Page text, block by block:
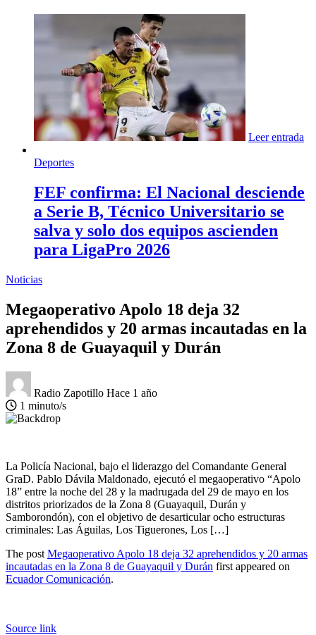
Leer entrada
Deportes
FEF confirma: El Nacional desciende
a Serie B, Técnico Universitario se
salva y solo dos equipos ascienden
para LigaPro 2026
Noticias
Megaoperativo Apolo 18 deja 32
aprehendidos y 20 armas incautadas en la
Zona 8 de Guayaquil y Durán
Radio Zapotillo Hace 1 año
1 minuto/s
La Policía Nacional, bajo el liderazgo del Comandante General
GraD. Pablo Dávila Maldonado, ejecutó el megaoperativo “Apolo
18” entre la noche del 28 y la madrugada del 29 de mayo en los
distritos priorizados de la Zona 8 (Guayaquil, Durán y
Samborondón), con el objetivo de desarticular ocho estructuras
criminales: Las Águilas, Los Tiguerones, Los […]
The post Megaoperativo Apolo 18 deja 32 aprehendidos y 20 armas
incautadas en la Zona 8 de Guayaquil y Durán first appeared on
Ecuador Comunicación.
Source link